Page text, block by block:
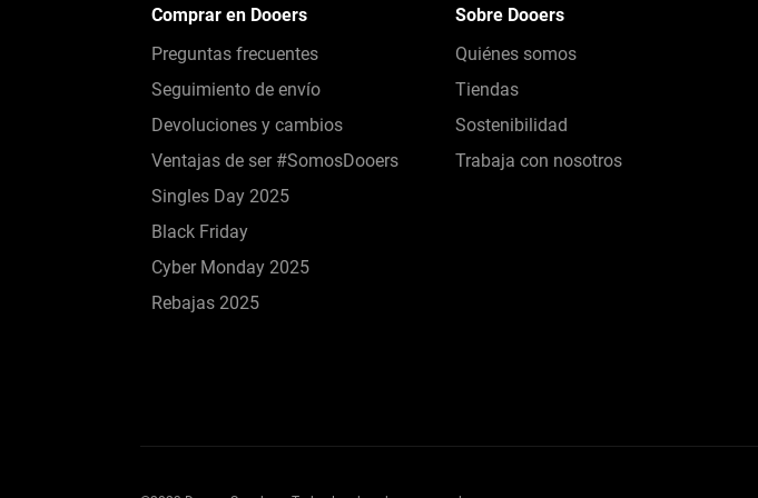
Comprar en Dooers
Preguntas frecuentes
Seguimiento de envío
Devoluciones y cambios
Ventajas de ser #SomosDooers
Singles Day 2025
Black Friday
Cyber Monday 2025
Rebajas 2025
Sobre Dooers
Quiénes somos
Tiendas
Sostenibilidad
Trabaja con nosotros